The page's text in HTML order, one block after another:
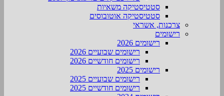
סטטיסטיקה משאיות
סטטיסטיקה אוטובוסים
צרכנות, אשראי
רישומים
רישומים 2026
רישומים שבועיים 2026
רישומים חודשיים 2026
רישומים 2025
רישומים שבועיים 2025
רישומים חודשיים 2025